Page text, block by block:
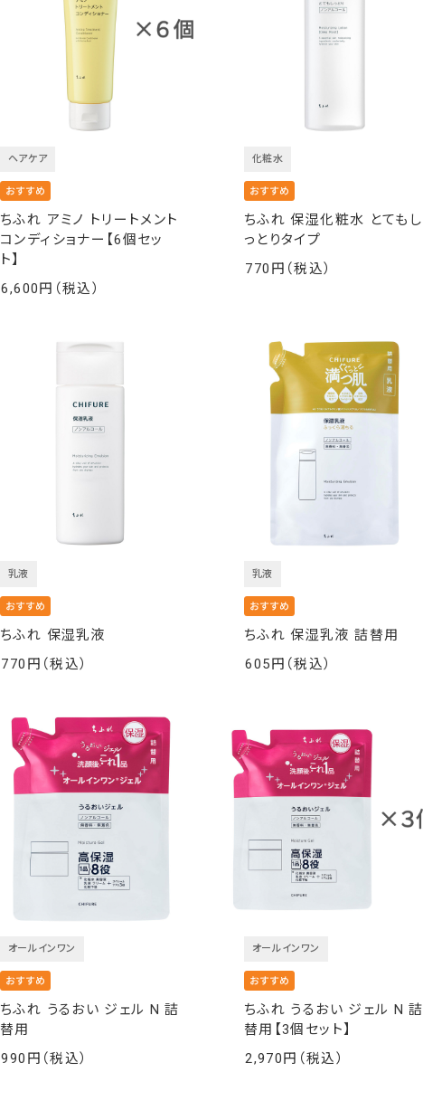
ちふれ アミノ トリートメント
コンディショナー【6個セッ
ト】
ヘアケア
6,600
ちふれ 保湿化粧水 とてもし
っとりタイプ
化粧水
770
ちふれ 保湿乳液
乳液
770
ちふれ 保湿乳液 詰替用
乳液
605
ちふれ うるおい ジェル N 詰
替用
オールインワン
990
ちふれ うるおい ジェル N 詰
替用【3個セット】
オールインワン
2,970